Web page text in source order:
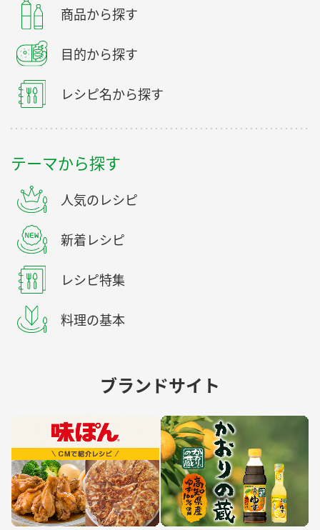
商品から探す
目的から探す
レシピ名から探す
テーマから探す
人気のレシピ
新着レシピ
レシピ特集
料理の基本
ブランドサイト